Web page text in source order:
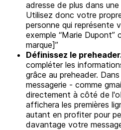
adresse de plus dans
Utilisez donc votre
personne qui représente
exemple “Marie Dupont”
marque]”
Définissez le
compléter les
grâce au preheader.
messagerie - comme
directement à côté de
affichera les premières
autant en profiter pour
davantage votre